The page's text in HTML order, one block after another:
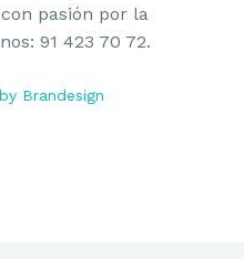
pasión por la
91 423 70 72.
Brandesign